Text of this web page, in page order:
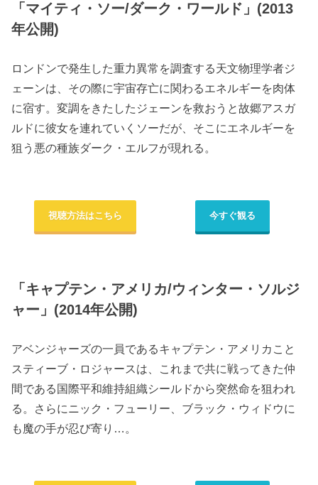
「マイティ・ソー/ダーク・ワールド」(2013
年公開)
ロンドンで発生した重力異常を調査する天文物理学者ジ
ェーンは、その際に宇宙存亡に関わるエネルギーを肉体
に宿す。変調をきたしたジェーンを救おうと故郷アスガ
ルドに彼女を連れていくソーだが、そこにエネルギーを
狙う悪の種族ダーク・エルフが現れる。
視聴方法はこちら 今すぐ観る
「キャプテン・アメリカ/ウィンター・ソルジ
ャー」(2014年公開)
アベンジャーズの一員であるキャプテン・アメリカこと
スティーブ・ロジャースは、これまで共に戦ってきた仲
間である国際平和維持組織シールドから突然命を狙われ
る。さらにニック・フューリー、ブラック・ウィドウに
も魔の手が忍び寄り…。